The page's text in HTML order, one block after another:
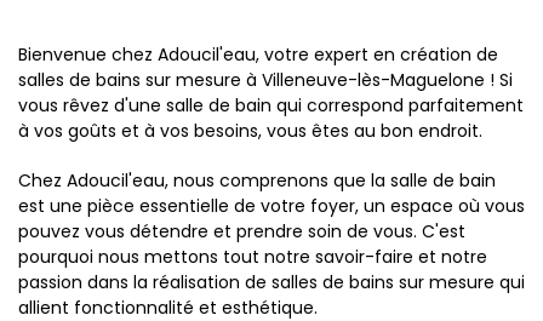
Bienvenue chez Adoucil'eau, votre expert en création de
salles de bains sur mesure à Villeneuve-lès-Maguelone ! Si
vous rêvez d'une salle de bain qui correspond parfaitement
à vos goûts et à vos besoins, vous êtes au bon endroit.
Chez Adoucil'eau, nous comprenons que la salle de bain
est une pièce essentielle de votre foyer, un espace où vous
pouvez vous détendre et prendre soin de vous. C'est
pourquoi nous mettons tout notre savoir-faire et notre
passion dans la réalisation de salles de bains sur mesure qui
allient fonctionnalité et esthétique.